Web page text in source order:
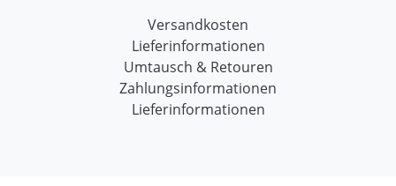
Versandkosten
Lieferinformationen
Umtausch & Retouren
Zahlungsinformationen
Lieferinformationen